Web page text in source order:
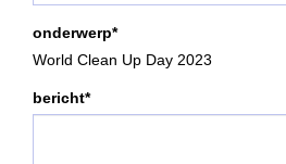
onderwerp*
World Clean Up Day 2023
bericht*